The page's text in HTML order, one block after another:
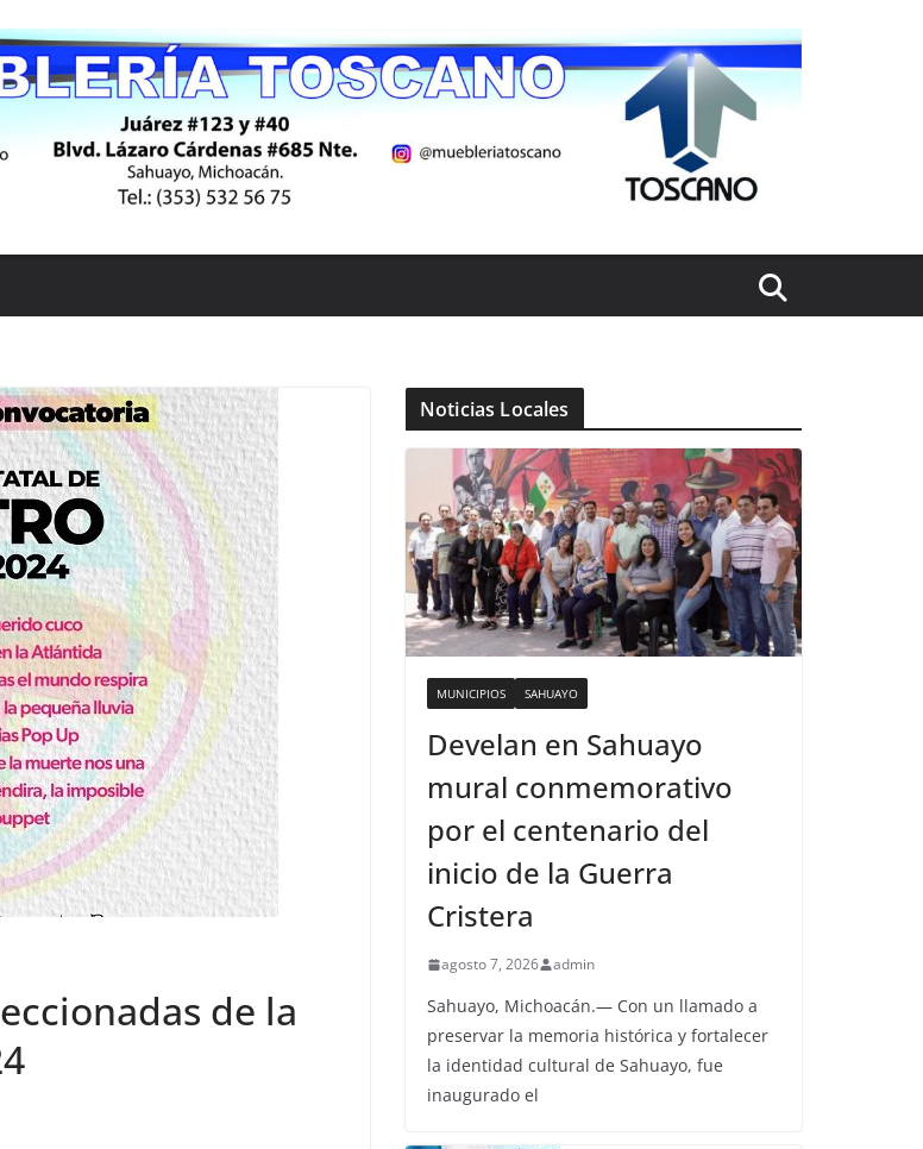
de la
Noticias Locales
MUNICIPIOS SAHUAYO
Develan en Sahuayo
mural conmemorativo
por el centenario del
inicio de la Guerra
Cristera
agosto 7, 2026 admin
Sahuayo, Michoacán.— Con un llamado a
preservar la memoria histórica y fortalecer
la identidad cultural de Sahuayo, fue
inaugurado el